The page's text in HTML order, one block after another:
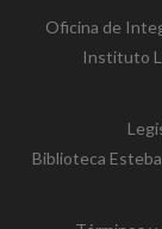
Oficina de
Instituto
Biblioteca